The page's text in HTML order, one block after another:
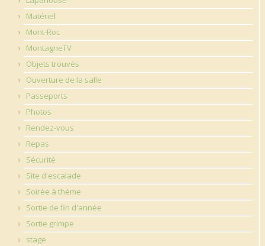
Matériel
Mont-Roc
MontagneTV
Objets trouvés
Ouverture de la salle
Passeports
Photos
Rendez-vous
Repas
Sécurité
Site d'escalade
Soirée à thème
Sortie de fin d'année
Sortie grimpe
stage